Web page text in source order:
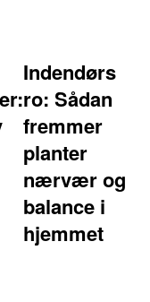
Indendørs
ro: Sådan
fremmer
planter
nærvær og
balance i
hjemmet